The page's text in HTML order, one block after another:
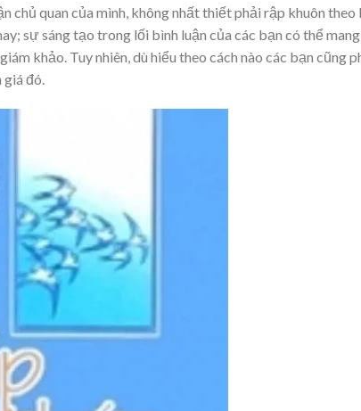
chủ quan của mình, không nhất thiết phải rập khuôn theo
sự sáng tạo trong lối bình luận của các bạn có thể
khảo. Tuy nhiên, dù hiểu theo cách nào các bạn cũng
giá đó.